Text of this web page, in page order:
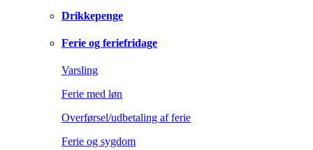
Drikkepenge
Ferie og feriefridage
Varsling
Ferie med løn
Overførsel/udbetaling af ferie
Ferie og sygdom